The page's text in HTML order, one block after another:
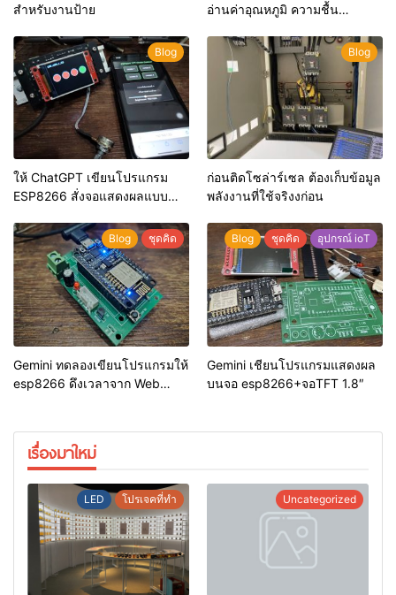
สำหรับงานป้าย
อ่านค่าอุณหภูมิ ความชื้น
ST7735
Blog
ให้ ChatGPT เขียนโปรแกรม
ESP8266 สั่งจอแสดงผลแบบ
Blog
ก่อนติดโซล่าร์เซล ต้องเก็บข้อมูล
พลังงานที่ใช้จริงงก่อน
Blog ชุดคิด
Gemini ทดลองเขียนโปรแกรมให้
esp8266 ดึงเวลาจาก Web
Blog ชุดคิด อุปกรณ์ ioT
Gemini เชียนโปรแกรมแสดงผล
บนจอ esp8266+จอTFT 1.8″
เรื่องมาใหม่
LED โปรเจคที่ทำ Uncategorized